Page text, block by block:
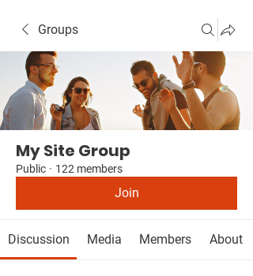
Groups
My Site Group
Public · 122 members
Join
Discussion Media Members About